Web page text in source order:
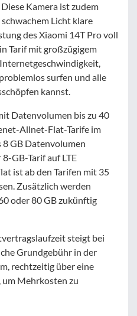
Kamera ist zudem
Licht klare
des Xiaomi 14T Pro voll
Tarif mit großzügigem
surfen und alle
kannst.
Datenvolumen bis zu 40
Allnet-Flat-Tarife im
GB Datenvolumen
GB-Tarif auf LTE
ist ab den Tarifen mit 35
Zusätzlich werden
oder 80 GB zukünftig
steigt bei
Grundgebühr in der
rechtzeitig über eine
Mehrkosten zu